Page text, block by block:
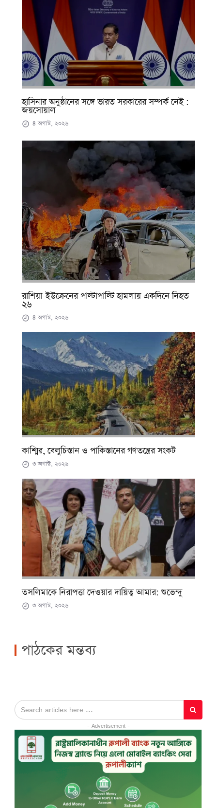
হাসিনার অনুষ্ঠানের সঙ্গে ভারত সরকারের সম্পর্ক নেই :
জয়সোয়াল
৪ অগাস্ট, ২০২৬
রাশিয়া-ইউক্রেনের পাল্টাপাল্টি হামলায় একদিনে নিহত
২৬
৪ অগাস্ট, ২০২৬
কাশ্মির, বেলুচিস্তান ও পাকিস্তানের গণতন্ত্রের সংকট
৩ অগাস্ট, ২০২৬
তসলিমাকে নিরাপত্তা দেওয়ার দায়িত্ব আমার: শুভেন্দু
৩ অগাস্ট, ২০২৬
পাঠকের মন্তব্য
- Advertisement -